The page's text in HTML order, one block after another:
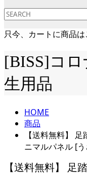
只今、カートに商品は
[BISS]コ
生用品
HOME
商品
【送料無料】
ニマルパネル [
【送料無料】 足